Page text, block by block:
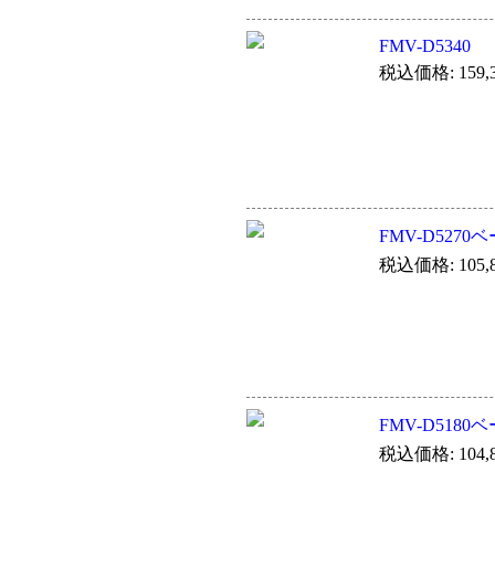
FMV-D5340
税込価格:
FMV-D5270ベ
税込価格:
FMV-D5180ベ
税込価格: